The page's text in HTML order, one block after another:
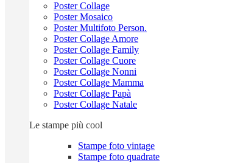
Poster Collage
Poster Mosaico
Poster Multifoto Person.
Poster Collage Amore
Poster Collage Family
Poster Collage Cuore
Poster Collage Nonni
Poster Collage Mamma
Poster Collage Papà
Poster Collage Natale
Le stampe più cool
Stampe foto vintage
Stampe foto quadrate